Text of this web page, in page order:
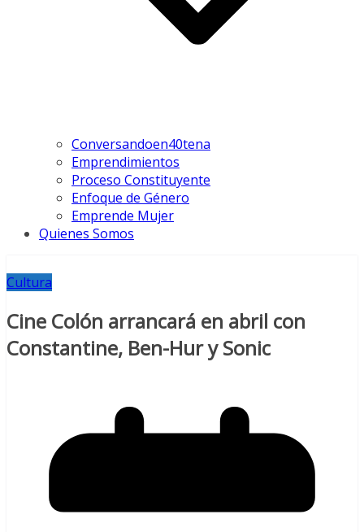
Conversandoen40tena
Emprendimientos
Proceso Constituyente
Enfoque de Género
Emprende Mujer
Quienes Somos
Cultura
Cine Colón arrancará en abril con
Constantine, Ben-Hur y Sonic